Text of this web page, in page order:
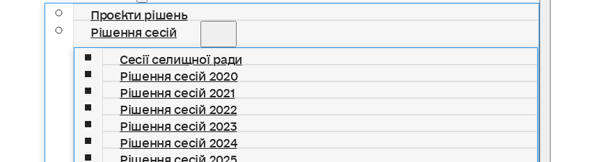
Проєкти рішень
Рішення сесій
Сесії селищної ради
Рішення сесій 2020
Рішення сесій 2021
Рішення сесій 2022
Рішення сесій 2023
Рішення сесій 2024
Рішення сесій 2025